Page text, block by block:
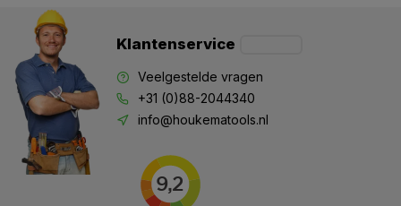
Klantenservice
Veelgestelde vragen
+31 (0)88-2044340
info@houkematools.nl